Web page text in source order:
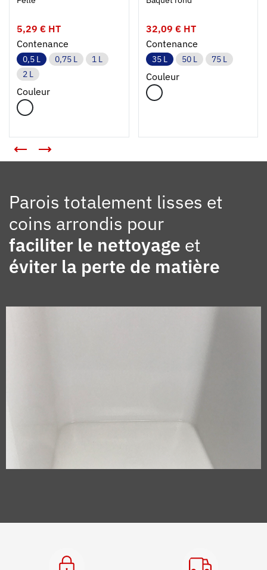
5,29 € HT
Contenance
0,5 L 0,75 L
1 L
2 L
Couleur
32,09 € HT
Contenance
35 L 50 L 75 L
Couleur
Parois totalement lisses et
coins arrondis pour
faciliter le nettoyage et
éviter la perte de matière